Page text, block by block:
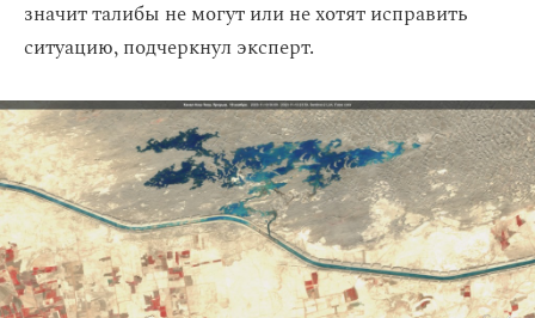
значит талибы не могут или не хотят исправить
ситуацию, подчеркнул эксперт.